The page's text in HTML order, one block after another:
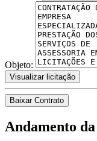
Objeto:
Visualizar licitação
Baixar Contrato
Andamento